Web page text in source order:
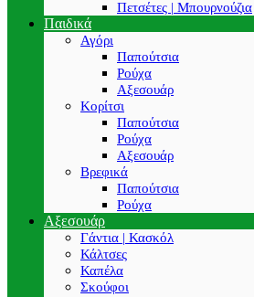
Πετσέτες | Μπουρνούζια
Παιδικά
Αγόρι
Παπούτσια
Ρούχα
Αξεσουάρ
Κορίτσι
Παπούτσια
Ρούχα
Αξεσουάρ
Βρεφικά
Παπούτσια
Ρούχα
Αξεσουάρ
Γάντια | Κασκόλ
Κάλτσες
Καπέλα
Σκούφοι